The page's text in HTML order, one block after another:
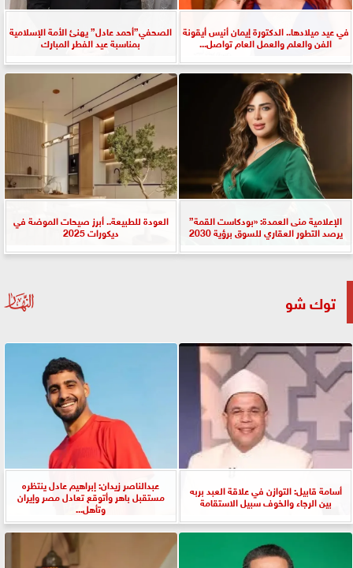
في عيد ميلادها.. الدكتورة إيمان أنيس أيقونة
الفن والعلم والعمل العام تواصل...
الصحفي”أحمد عادل” يهنئ الأمة الإسلامية
بمناسبة عيد الفطر المبارك
الإعلامية منى العمدة: «بودكاست القمة”
يرصد التطور العقاري للسوق برؤية 2030
العودة للطبيعة.. أبرز صيحات الموضة في
ديكورات 2025
توك شو
أسامة قابيل: التوازن في علاقة العبد بربه
بين الرجاء والخوف سبيل الاستقامة
عبدالناصر زيدان: إبراهيم عادل ينتظره
مستقبل باهر وأتوقع تعادل مصر وإيران
وتأهل...